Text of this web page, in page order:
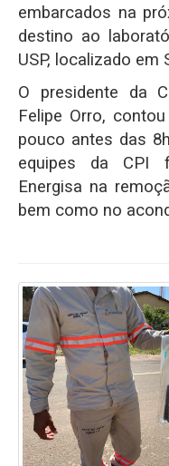
embarcados na
destino ao
USP, localizado em
O presidente da
Felipe Orro,
pouco antes das
equipes da CPI
Energisa na
bem como no